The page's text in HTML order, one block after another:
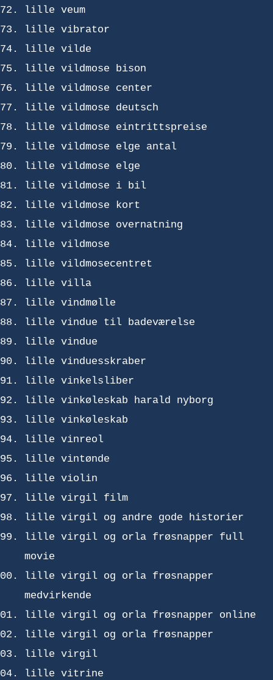
lille veum
lille vibrator
lille vilde
lille vildmose bison
lille vildmose center
lille vildmose deutsch
lille vildmose eintrittspreise
lille vildmose elge antal
lille vildmose elge
lille vildmose i bil
lille vildmose kort
lille vildmose overnatning
lille vildmose
lille vildmosecentret
lille villa
lille vindmølle
lille vindue til badeværelse
lille vindue
lille vinduesskraber
lille vinkelsliber
lille vinkøleskab harald nyborg
lille vinkøleskab
lille vinreol
lille vintønde
lille violin
lille virgil film
lille virgil og andre gode historier
lille virgil og orla frøsnapper full
movie
lille virgil og orla frøsnapper
medvirkende
lille virgil og orla frøsnapper online
lille virgil og orla frøsnapper
lille virgil
lille vitrine